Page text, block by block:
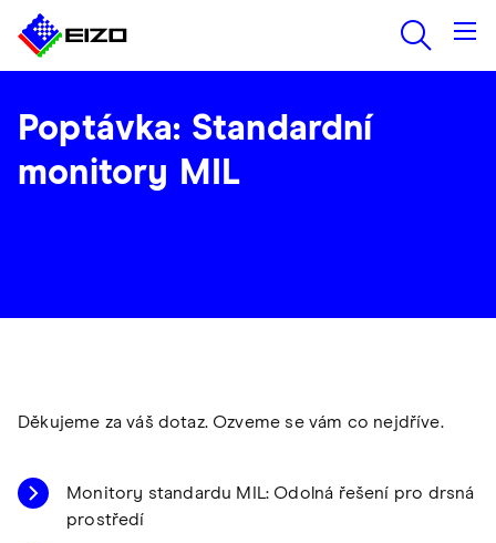
Poptávka: Standardní
monitory MIL
Děkujeme za váš dotaz. Ozveme se vám co nejdříve.
Monitory standardu MIL: Odolná řešení pro drsná
prostředí